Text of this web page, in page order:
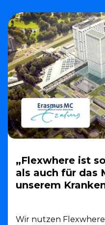
„Flexwhere ist
als auch für das
unserem
Wir nutzen